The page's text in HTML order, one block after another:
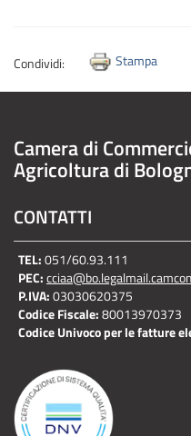
Condividi: Stampa
Camera di
Agricoltura di
CONTATTI
TEL:051/60.93.111
PEC:
P.IVA:03030620375
Codice Fiscale:80013970373
Codice Univoco per le fatture